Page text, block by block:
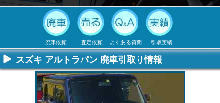
廃車依頼
不要になった
車の廃車手続
きを行いま
す。
査定依頼
専門スタッフ
がしっかりと
査定いたしま
す。
よくある質問
廃車全般に関
するよくある
質問にお答え
します。
引取実績
廃車で引取っ
た車や下取り
スズキ アルトラパン 廃車引取り情報